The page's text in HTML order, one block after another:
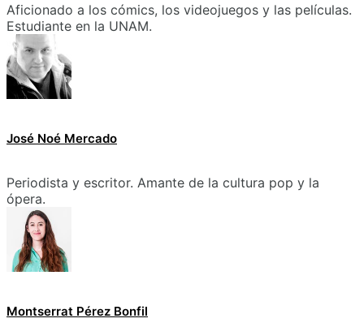
Aficionado a los cómics, los videojuegos y las películas.
Estudiante en la UNAM.
José Noé Mercado
Periodista y escritor. Amante de la cultura pop y la
ópera.
Montserrat Pérez Bonfil